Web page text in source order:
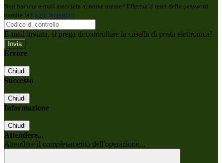
Non hai una e-mail associata al nome utente? Effettua il reset della password
tramite la Login Spaggiari
E-mail inviata, si prega di controllare la casella di posta elettronica!
Errore
Chiudi
Successo
Chiudi
Informazione
Chiudi
Attendere...
Attendere il completamento dell'operazione...